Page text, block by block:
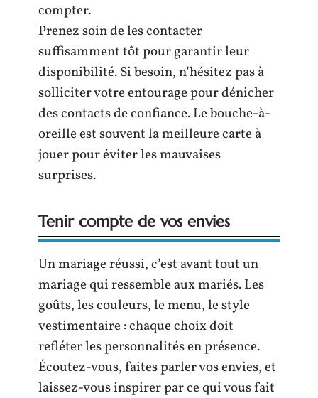
compter.
Prenez soin de les contacter
suffisamment tôt pour garantir leur
disponibilité. Si besoin, n’hésitez pas à
solliciter votre entourage pour dénicher
des contacts de confiance. Le bouche-à-
oreille est souvent la meilleure carte à
jouer pour éviter les mauvaises
surprises.
Tenir compte de vos envies
Un mariage réussi, c’est avant tout un
mariage qui ressemble aux mariés. Les
goûts, les couleurs, le menu, le style
vestimentaire : chaque choix doit
refléter les personnalités en présence.
Écoutez-vous, faites parler vos envies, et
laissez-vous inspirer par ce qui vous fait